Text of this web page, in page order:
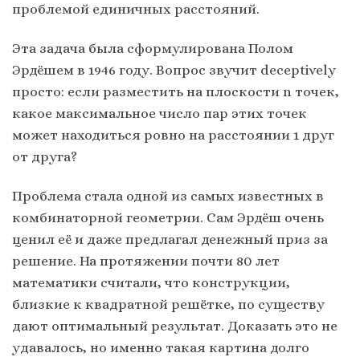
проблемой единичных расстояний.
Эта задача была сформулирована Полом
Эрдёшем в 1946 году. Вопрос звучит deceptively
просто: если разместить на плоскости n точек,
какое максимальное число пар этих точек
может находиться ровно на расстоянии 1 друг
от друга?
Проблема стала одной из самых известных в
комбинаторной геометрии. Сам Эрдёш очень
ценил её и даже предлагал денежный приз за
решение. На протяжении почти 80 лет
математики считали, что конструкции,
близкие к квадратной решётке, по существу
дают оптимальный результат. Доказать это не
удавалось, но именно такая картина долго